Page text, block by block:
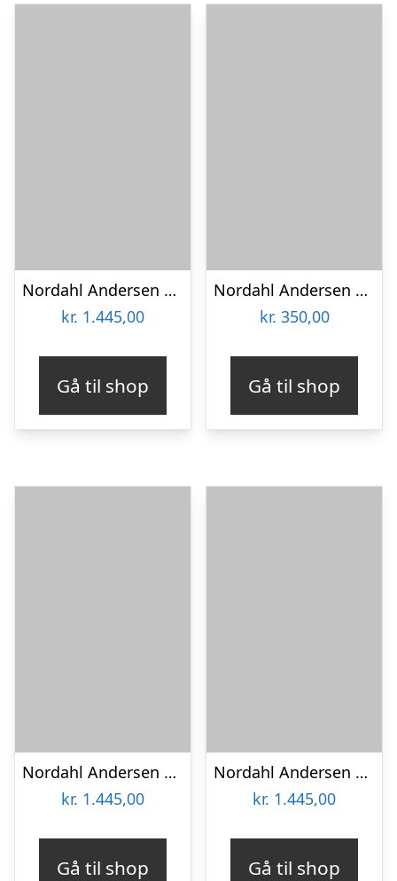
Nordahl Andersen 14 kt bogstav R
kr. 1.445,00
Gå til shop
Nordahl Andersen sølv bogstav U
kr. 350,00
Gå til shop
Nordahl Andersen 14 kt bogstav A
kr. 1.445,00
Gå til shop
Nordahl Andersen 14 kt bogstav E
kr. 1.445,00
Gå til shop